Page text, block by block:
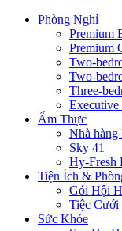
Phòng Nghỉ
Premium
Premium
Two-
Two-
Three-
Executive
Ẩm Thực
Nhà
Sky 41
Hy-Fresh
Tiện Ích &
Gói Hội
Tiệc Cưới
Sức Khỏe